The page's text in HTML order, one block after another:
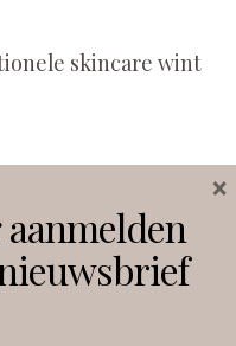
skincare wint
Facebook
×